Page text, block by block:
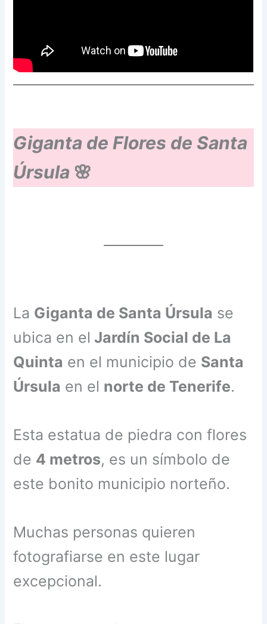
Giganta de Flores de Santa
Úrsula 🌸
La Giganta de Santa Úrsula se
ubica en el Jardín Social de La
Quinta en el municipio de Santa
Úrsula en el norte de Tenerife.
Esta estatua de piedra con flores
de 4 metros, es un símbolo de
este bonito municipio norteño.
Muchas personas quieren
fotografiarse en este lugar
excepcional.